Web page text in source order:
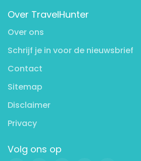
Over TravelHunter
Over ons
Schrijf je in voor de nieuwsbrief
Contact
Sitemap
Disclaimer
Privacy
Volg ons op